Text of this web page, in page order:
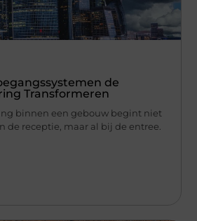
de
Transformeren
binnen een gebouw begint niet
de receptie, maar al bij de entree.